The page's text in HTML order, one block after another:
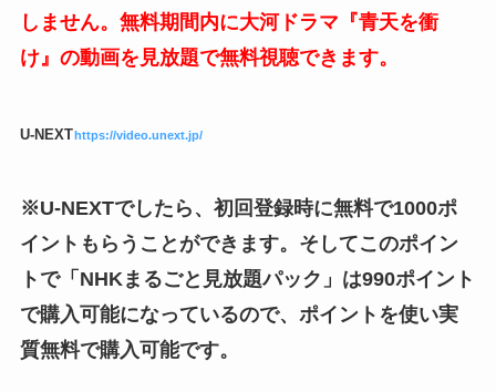
しません。無料期間内に大河ドラマ『青天を衝
け』の動画を見放題で無料視聴できます。
U-NEXThttps://video.unext.jp/
※U-NEXTでしたら、初回登録時に無料で1000ポ
イントもらうことができます。そしてこのポイン
トで「NHKまるごと見放題パック」は990ポイント
で購入可能になっているので、ポイントを使い実
質無料で購入可能です。